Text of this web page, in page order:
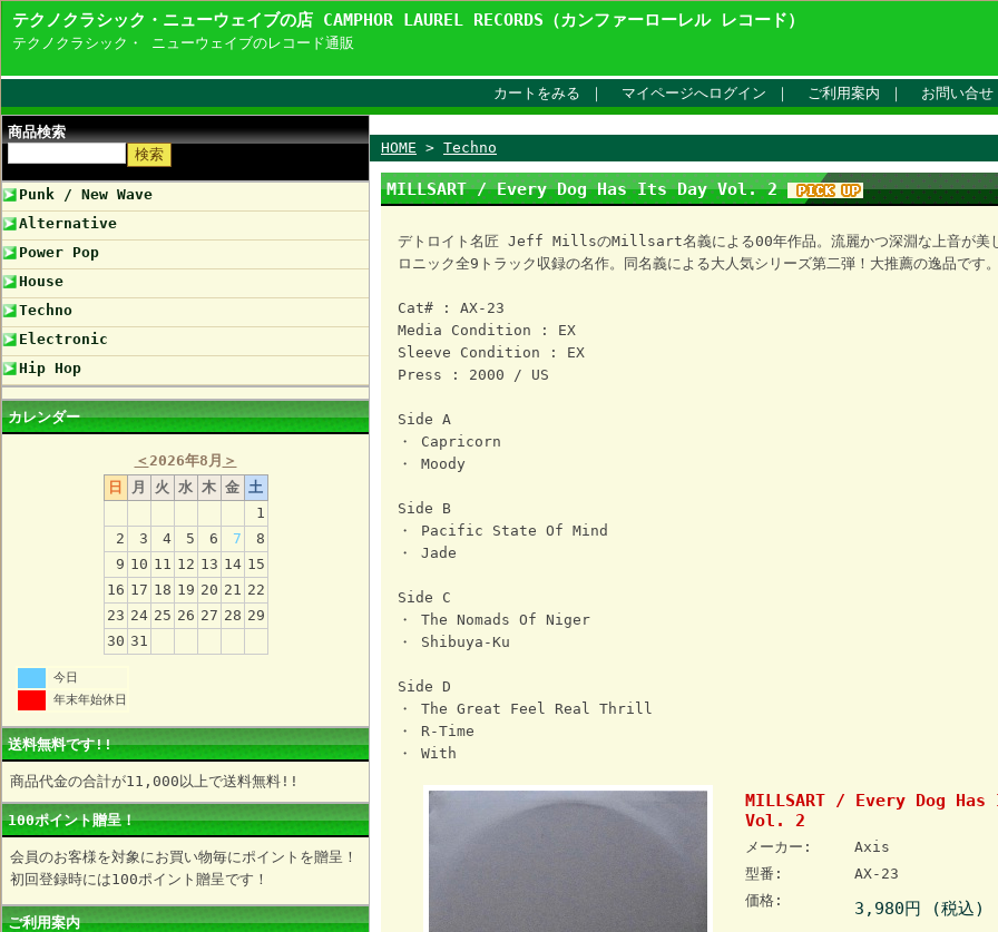
テクノクラシック・ニューウェイブの店 CAMPHOR LAUREL RECORDS（カンファーローレル レコード）
テクノクラシック・ ニューウェイブのレコード通販
カートをみる ｜ マイページへログイン ｜ ご利用案内 ｜ お問い合せ
商品検索
Punk / New Wave
Alternative
Power Pop
House
Techno
Electronic
Hip Hop
カレンダー
＜2026年8月 ＞
日
月 火 水 木 金 土
1
2
3 4 5 6 7
8
9 10 11 12 13 14 15
16 17 18 19 20 21 22
23 24 25 26 27 28 29
30 31
今日
年末年始休日
送料無料です!!
商品代金の合計が11,000以上で送料無料!!
100ポイント贈呈！
会員のお客様を対象にお買い物毎にポイントを贈呈！
初回登録時には100ポイント贈呈です！
ご利用案内
HOME > Techno
MILLSART / Every Dog Has Its Day Vol. 2
デトロイト名匠 Jeff MillsのMillsart名義による00年作品。流麗かつ深淵な上音が美
ロニック全9トラック収録の名作。同名義による大人気シリーズ第二弾！大推薦の逸品です
Cat# : AX-23
Media Condition : EX
Sleeve Condition : EX
Press : 2000 / US
Side A
・ Capricorn
・ Moody
Side B
・ Pacific State Of Mind
・ Jade
Side C
・ The Nomads Of Niger
・ Shibuya-Ku
Side D
・ The Great Feel Real Thrill
・ R-Time
・ With
MILLSART / Every Dog
Vol. 2
メーカー:
Axis
型番:
AX-23
価格:
3,980円 (税込)